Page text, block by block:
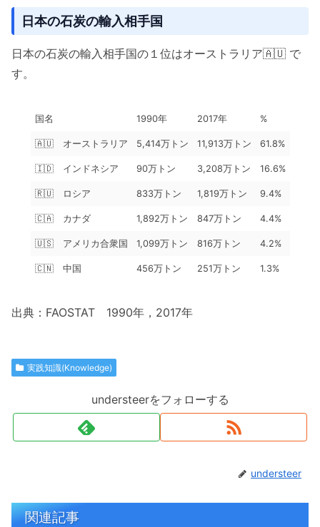
日本の石炭の輸入相手国
日本の石炭の輸入相手国の１位はオーストラリア🇦🇺 で
す。
国名 1990年 2017年 %
🇦🇺 オーストラリア 5,414万トン 11,913万トン 61.8%
🇮🇩 インドネシア 90万トン 3,208万トン 16.6%
🇷🇺 ロシア 833万トン 1,819万トン 9.4%
🇨🇦 カナダ 1,892万トン 847万トン 4.4%
🇺🇸 アメリカ合衆国 1,099万トン 816万トン 4.2%
🇨🇳 中国 456万トン 251万トン 1.3%
出典：FAOSTAT 1990年，2017年
実践知識(Knowledge)
understeerをフォローする
understeer
関連記事